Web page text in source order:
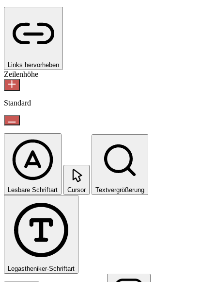
Links hervorheben
Zeilenhöhe
Standard
Lesbare Schriftart Cursor Textvergrößerung
Legastheniker-Schriftart